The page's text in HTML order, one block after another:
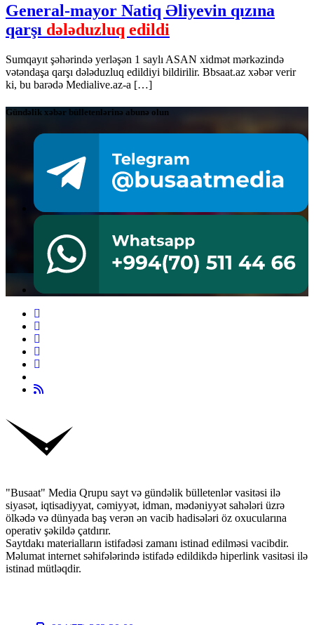
General-mayor Natiq Əliyevin qızına
qarşı dələduzluq edildi
Sumqayıt şəhərində yerləşən 1 saylı ASAN xidmət mərkəzində
vətəndaşa qarşı dələduzluq edildiyi bildirilir. Bbsaat.az xəbər verir
ki, bu barədə Medialive.az-a […]
Gündəlik xəbər bülletenlərinə abunə olun
"Busaat" Media Qrupu sayt və gündəlik bülletenlər vasitəsi ilə
siyasət, iqtisadiyyat, cəmiyyət, idman, mədəniyyət sahələri üzrə
ölkədə və dünyada baş verən ən vacib hadisələri öz oxucularına
operativ şəkildə çatdırır.
Saytdakı materialların istifadəsi zamanı istinad edilməsi vacibdir.
Məlumat internet səhifələrində istifadə edildikdə hiperlink vasitəsi ilə
istinad mütləqdir.